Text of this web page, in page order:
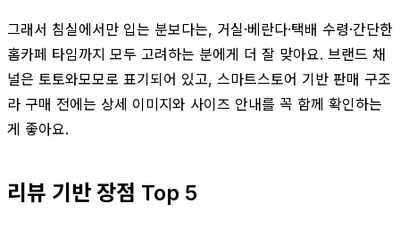
그래서 침실에서만 입는 분보다는, 거실·베란다·택배 수령·간단한
홈카페 타임까지 모두 고려하는 분에게 더 잘 맞아요. 브랜드 채
널은 토토와모모로 표기되어 있고, 스마트스토어 기반 판매 구조
라 구매 전에는 상세 이미지와 사이즈 안내를 꼭 함께 확인하는
게 좋아요.
리뷰 기반 장점 Top 5